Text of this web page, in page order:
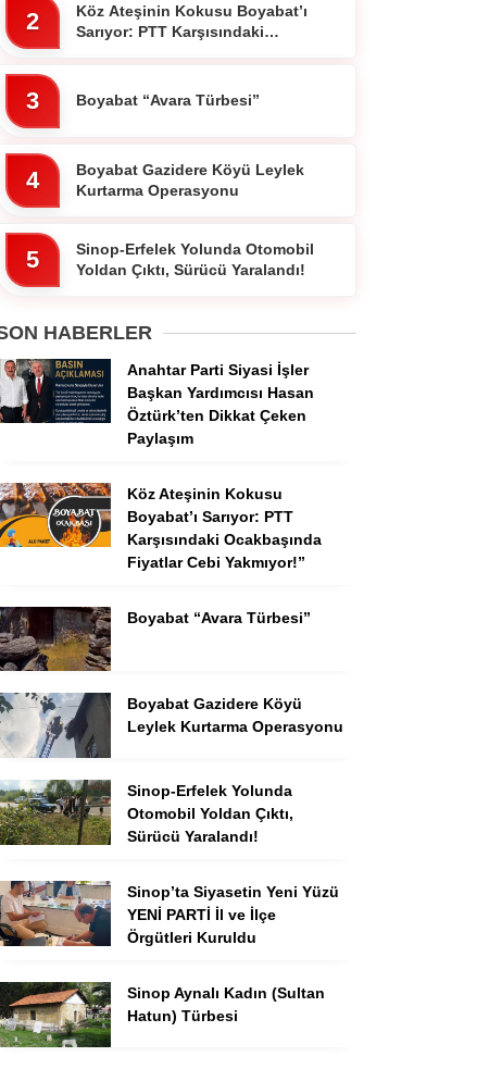
2
Köz Ateşinin Kokusu Boyabat’ı
Sarıyor: PTT Karşısındaki
3 Boyabat “Avara Türbesi”
4
Boyabat Gazidere Köyü Leylek
Kurtarma Operasyonu
5
Sinop-Erfelek Yolunda Otomobil
Yoldan Çıktı, Sürücü Yaralandı!
HABERLER
Anahtar Parti Siyasi İşler
Başkan Yardımcısı Hasan
Öztürk’ten Dikkat Çeken
Paylaşım
Köz Ateşinin Kokusu
Boyabat’ı Sarıyor: PTT
Karşısındaki Ocakbaşında
Fiyatlar Cebi Yakmıyor!”
Boyabat “Avara Türbesi”
Boyabat Gazidere Köyü
Leylek Kurtarma Operasyonu
Sinop-Erfelek Yolunda
Otomobil Yoldan Çıktı,
Sürücü Yaralandı!
Sinop’ta Siyasetin Yeni Yüzü
YENİ PARTİ İl ve İlçe
Örgütleri Kuruldu
Sinop Aynalı Kadın (Sultan
Hatun) Türbesi